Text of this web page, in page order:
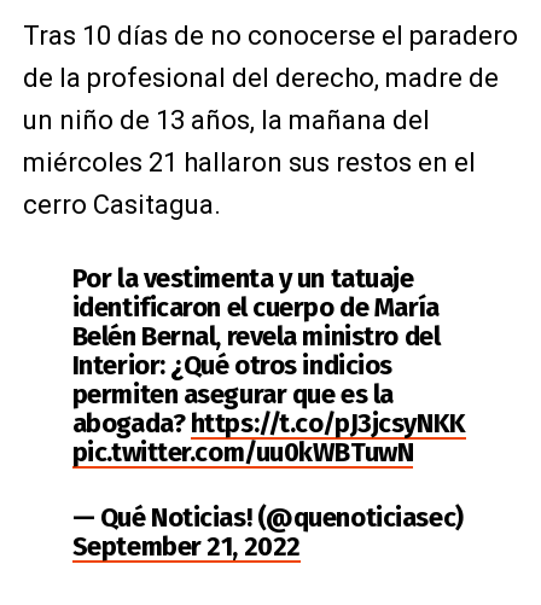
Tras 10 días de no conocerse el paradero
de la profesional del derecho, madre de
un niño de 13 años, la mañana del
miércoles 21 hallaron sus restos en el
cerro Casitagua.
Por la vestimenta y un tatuaje
identificaron el cuerpo de María
Belén Bernal, revela ministro del
Interior: ¿Qué otros indicios
permiten asegurar que es la
abogada?https://t.co/pJ3jcsyNKK
pic.twitter.com/uu0kWBTuwN
— Qué Noticias! (@quenoticiasec)
September 21, 2022